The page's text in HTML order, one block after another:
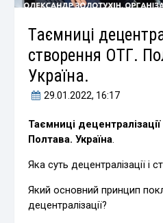
Таємниці
створення ОТГ.
Україна.
29.01.2022, 16:17
Таємниці
Полтава. Україна.
Яка суть децентралізації і
Який основний принцип
децентралізації?